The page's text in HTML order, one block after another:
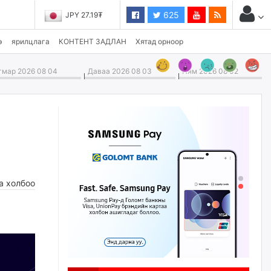
JPY 27.19₮ 625
ярилцлага КОНТЕНТ ЗАДЛАН Хятад орноор
2026 08 04 Даваа 2026 08 03 Ням 2026 08 02
холбоо